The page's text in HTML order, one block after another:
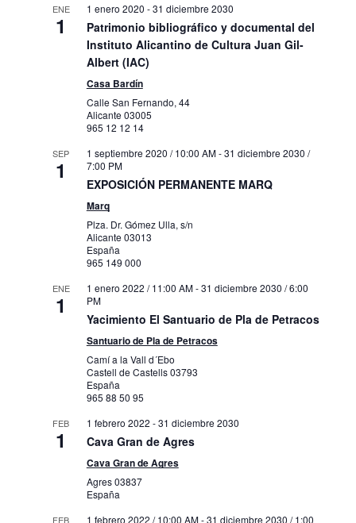
ENE
1
1 enero 2020 -31 diciembre 2030
Patrimonio bibliográfico y documental del
Instituto Alicantino de Cultura Juan Gil-
Albert (IAC)
Casa Bardín
Calle San Fernando, 44
Alicante 03005
965 12 12 14
SEP
1
1 septiembre 2020 / 10:00 AM-31 diciembre 2030 /
7:00 PM
EXPOSICIÓN PERMANENTE MARQ
Marq
Plza. Dr. Gómez Ulla, s/n
Alicante 03013
España
965 149 000
ENE
1
1 enero 2022 / 11:00 AM-31 diciembre 2030 / 6:00
PM
Yacimiento El Santuario de Pla de Petracos
Santuario de Pla de Petracos
Camí a la Vall d´Ebo
Castell de Castells03793
España
965 88 50 95
FEB
1
1 febrero 2022 -31 diciembre 2030
Cava Gran de Agres
Cava Gran de Agres
Agres03837
España
FEB 1 febrero 2022 / 10:00 AM-31 diciembre 2030 / 1:00